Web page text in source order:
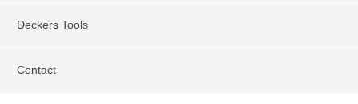
Deckers Tools
Contact